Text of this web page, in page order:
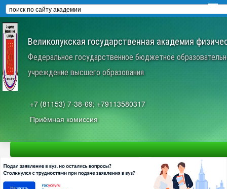
Великолукская государственная академия
Федеральное государственное бюджетное
учреждение высшего образования
+7 (81153) 7-38-69; +79113580317
Приёмная комиссия